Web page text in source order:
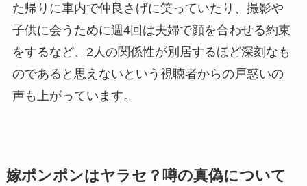
た帰りに車内で仲良さげに笑っていたり、撮影や
子供に会うために週4回は夫婦で顔を合わせる約束
をするなど、2人の関係性が別居するほど深刻なも
のであると思えないという視聴者からの戸惑いの
声も上がっています。
嫁ポンポンはヤラセ？噂の真偽について